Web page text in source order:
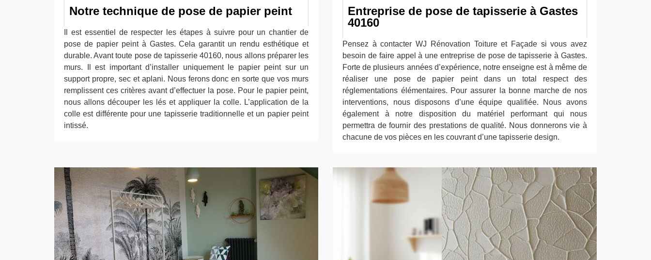
Notre technique de pose de papier peint
Il est essentiel de respecter les étapes à suivre pour un chantier de
pose de papier peint à Gastes. Cela garantit un rendu esthétique et
durable. Avant toute pose de tapisserie 40160, nous allons préparer les
murs. Il est important d’installer uniquement le papier peint sur un
support propre, sec et aplani. Nous ferons donc en sorte que vos murs
remplissent ces critères avant d’effectuer la pose. Pour le papier peint,
nous allons découper les lés et appliquer la colle. L’application de la
colle est différente pour une tapisserie traditionnelle et un papier peint
intissé.
Entreprise de pose de tapisserie à Gastes
40160
Pensez à contacter WJ Rénovation Toiture et Façade si vous avez
besoin de faire appel à une entreprise de pose de tapisserie à Gastes.
Forte de plusieurs années d’expérience, notre enseigne est à même de
réaliser une pose de papier peint dans un total respect des
réglementations élémentaires. Pour assurer la bonne marche de nos
interventions, nous disposons d’une équipe qualifiée. Nous avons
également à notre disposition du matériel performant qui nous
permettra de fournir des prestations de qualité. Nous donnerons vie à
chacune de vos pièces en les couvrant d’une tapisserie design.